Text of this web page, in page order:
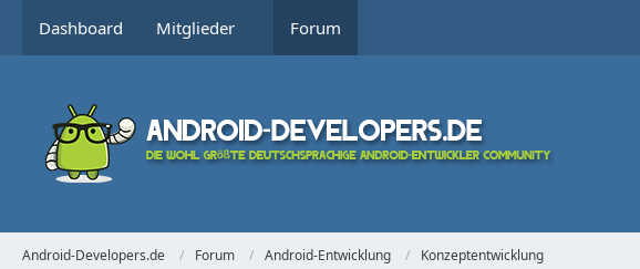
Dashboard Mitglieder Forum
Android-Developers.de Forum Android-Entwicklung Konzeptentwicklung